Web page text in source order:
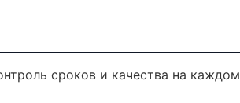
сроков и качества на каждом